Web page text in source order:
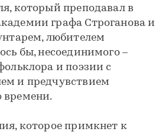
который преподавал в
графа Строганова и
любителем
бы, несоединимого –
и поэзии с
и предчувствием
времени.
которое примкнет к